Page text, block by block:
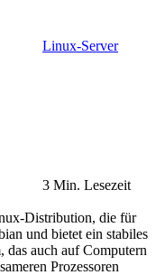
Linux-Server
3 Min. Lesezeit
Distribution, die für
und bietet ein stabiles
das auch auf Computern
Prozessoren